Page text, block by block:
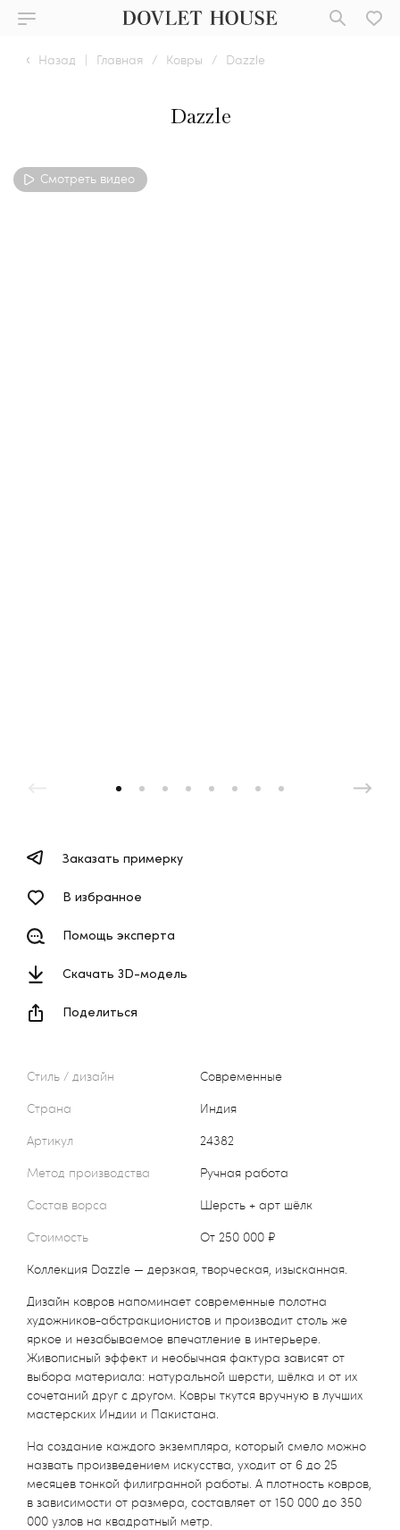
Назад | Главная / Ковры / Dazzle
Dazzle
Смотреть видео
Стиль / дизайн
Современные
Страна
Индия
Артикул
24382
Метод производства
Ручная работа
Состав ворса
Шерсть + арт шёлк
Стоимость
от 250 000 ₽
Коллекция Dazzle — дерзкая, творческая, изысканная.
Дизайн ковров напоминает современные полотна
художников-абстракционистов и производит столь же
яркое и незабываемое впечатление в интерьере.
Живописный эффект и необычная фактура зависят от
выбора материала: натуральной шерсти, шёлка и от их
сочетаний друг с другом. Ковры ткутся вручную в лучших
мастерских Индии и Пакистана.
На создание каждого экземпляра, который смело можно
назвать произведением искусства, уходит от 6 до 25
месяцев тонкой филигранной работы. А плотность ковров,
в зависимости от размера, составляет от 150 000 до 350
000 узлов на квадратный метр.
Заказать примерку
В избранное
Помощь эксперта
Скачать 3D-модель
Поделиться